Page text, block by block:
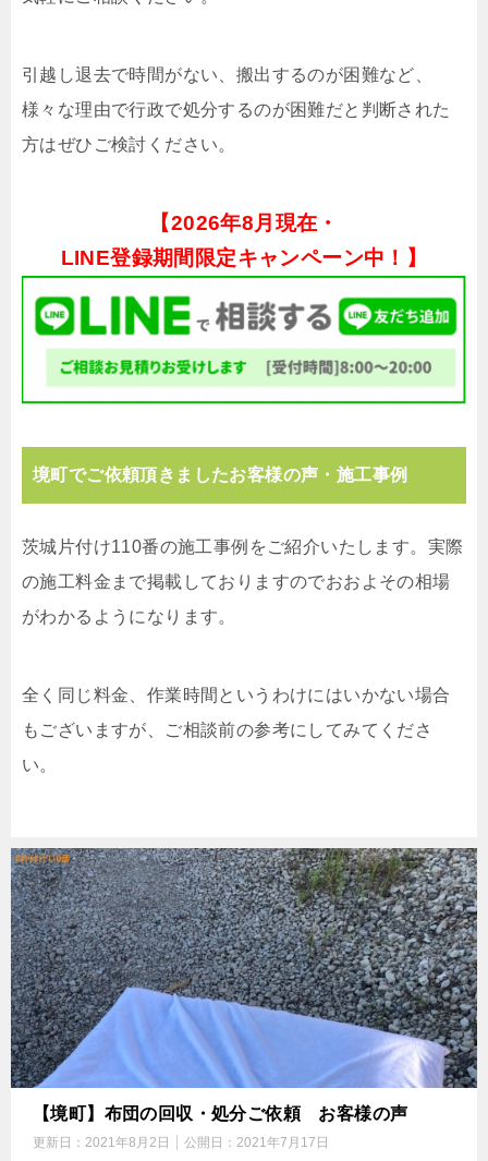
引越し退去で時間がない、搬出するのが困難など、
様々な理由で行政で処分するのが困難だと判断された
方はぜひご検討ください。
【2026年8月現在・
LINE登録期間限定キャンペーン中！】
境町でご依頼頂きましたお客様の声・施工事例
茨城片付け110番の施工事例をご紹介いたします。実際
の施工料金まで掲載しておりますのでおおよその相場
がわかるようになります。
全く同じ料金、作業時間というわけにはいかない場合
もございますが、ご相談前の参考にしてみてくださ
い。
【境町】布団の回収・処分ご依頼 お客様の声
更新日： 2021年8月2日 公開日： 2021年7月17日